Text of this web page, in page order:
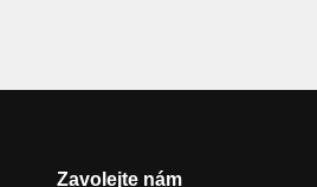
Zavolejte nám